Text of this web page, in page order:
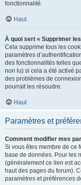
fonctionnalité.
Haut
À quoi sert « Supprimer
Cela supprime tous les
paramètres
des fonctionnalités telles
non lu) si cela a été activé
des problèmes de
pourrait les résoudre.
Haut
Paramètres et
Comment modifier mes
Si vous êtes membre de ce
base de données. Pour les
(généralement ce lien est
haut des pages du forum).
paramètres et préférences